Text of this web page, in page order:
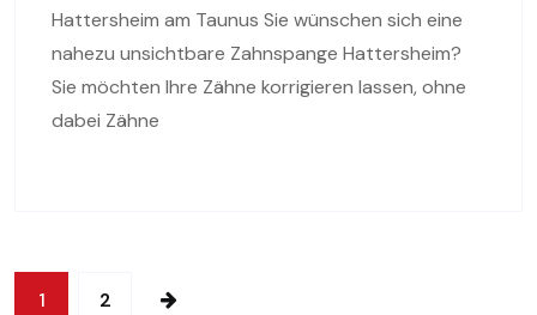
Hattersheim am Taunus Sie wünschen sich eine
nahezu unsichtbare Zahnspange Hattersheim?
Sie möchten Ihre Zähne korrigieren lassen, ohne
dabei Zähne
1 2